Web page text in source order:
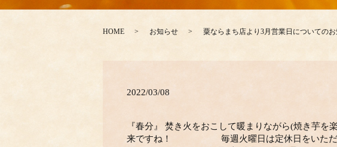
HOME お知らせ 粟ならまち店より3月営業日についての
2022/03/08
『春分』 焚き火をおこして暖まりながら(焼き芋
来ですね！ 毎週火曜日は定休日